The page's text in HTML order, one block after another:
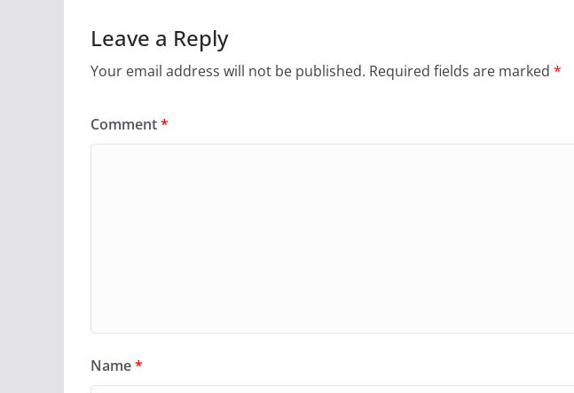
Leave a Reply
Your email address will not be published. Required fields are marked *
Comment*
Name*